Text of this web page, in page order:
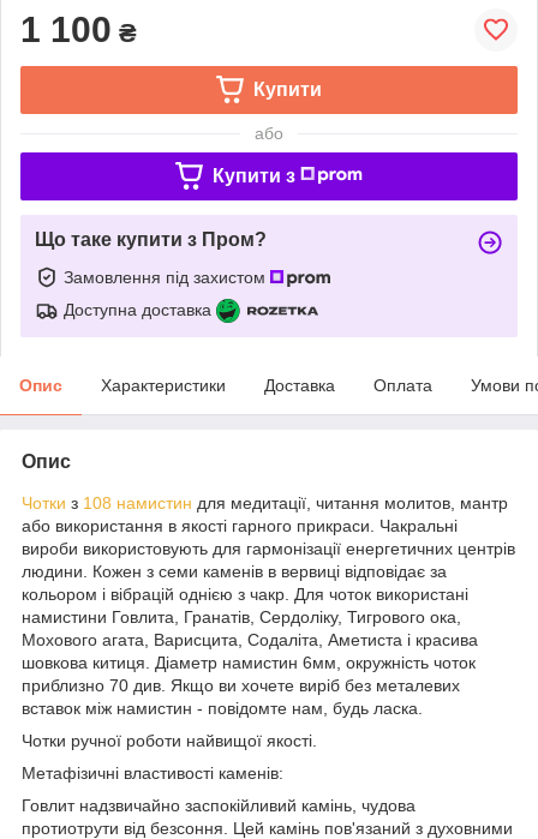
1 100 ₴
Купити
або
Купити з
Що таке купити з Пром?
Замовлення під захистом
Доступна доставка
Опис Характеристики Доставка Оплата Умови
Опис
Чотки з 108 намистин для медитації, читання молитов, мантр
або використання в якості гарного прикраси. Чакральні
вироби використовують для гармонізації енергетичних центрів
людини. Кожен з семи каменів в вервиці відповідає за
кольором і вібрацій однією з чакр. Для чоток використані
намистини Говлита, Гранатів, Сердоліку, Тигрового ока,
Мохового агата, Варисцита, Содаліта, Аметиста і красива
шовкова китиця. Діаметр намистин 6мм, окружність чоток
приблизно 70 див. Якщо ви хочете виріб без металевих
вставок між намистин - повідомте нам, будь ласка.
Чотки ручної роботи найвищої якості.
Метафізичні властивості каменів:
Говлит надзвичайно заспокійливий камінь, чудова
протиотрути від безсоння. Цей камінь пов'язаний з духовними